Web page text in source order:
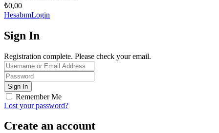
₺0,00
HesabımLogin
Sign In
Registration complete. Please check your email.
Remember Me
Lost your password?
Create an account